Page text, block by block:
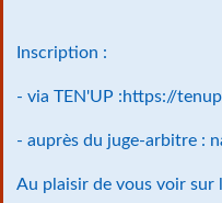
Inscription :
- via TEN'UP :https://
- auprès du juge-arbitre :
Au plaisir de vous voir